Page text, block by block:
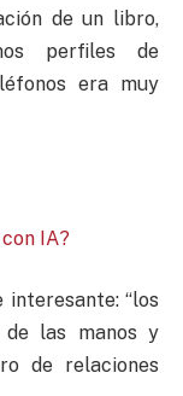
de un libro,
perfiles de
era muy
IA?
“los
de las manos y
de relaciones